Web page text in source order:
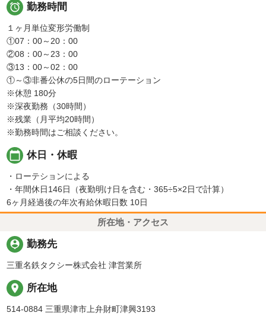
 勤務時間
１ヶ月単位変形労働制
①07：00～20：00
②08：00～23：00
③13：00～02：00
①～③非番公休の5日間のローテーション
※休憩 180分
※深夜勤務（30時間）
※残業（月平均20時間）
※勤務時間はご相談ください。
calendar_today 休日・休暇
・ローテションによる
・年間休日146日（夜勤明け日を含む・365÷5×2日で計算）
6ヶ月経過後の年次有給休暇日数 10日
所在地・アクセス
person_pin 勤務先
三重名鉄タクシー株式会社 津営業所
place 所在地
514-0884 三重県津市上弁財町津興3193